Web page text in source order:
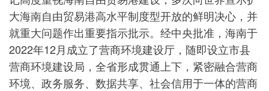
大海南自由贸易港高水平制度型开放的鲜明决心，并
就重大问题作出重要指示批示。经中央批准，海南于
2022年12月成立了营商环境建设厅，随即设立市县
营商环境建设局，全省形成贯通上下，紧密融合营商
环境、政务服务、数据共享、社会信用于一体的营商